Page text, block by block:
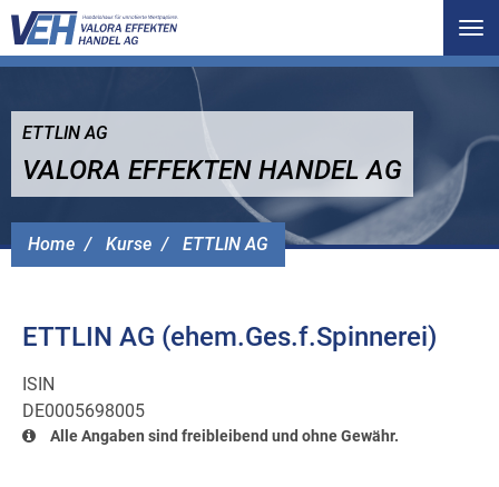
Home Kurse ETTLIN AG
ETTLIN AG
VALORA EFFEKTEN HANDEL AG
ETTLIN AG (ehem.Ges.f.Spinnerei)
ISIN
DE0005698005
Alle Angaben sind freibleibend und ohne Gewähr.